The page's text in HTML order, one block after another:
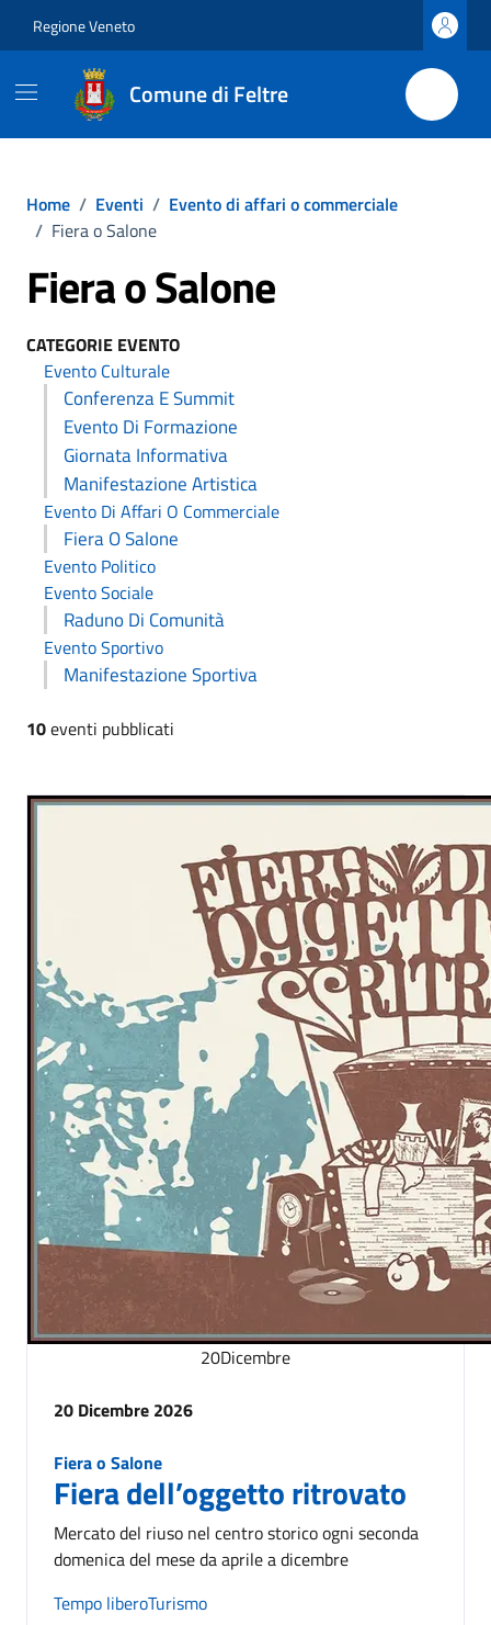
Regione Veneto
Comune di Feltre
Home / Eventi / Evento di affari o commerciale
/ Fiera o Salone
Fiera o Salone
CATEGORIE EVENTO
Evento Culturale
Conferenza E Summit
Evento Di Formazione
Giornata Informativa
Manifestazione Artistica
Evento Di Affari O Commerciale
Fiera O Salone
Evento Politico
Evento Sociale
Raduno Di Comunità
Evento Sportivo
Manifestazione Sportiva
10eventi pubblicati
20Dicembre
20 Dicembre 2026
Fiera o Salone
Fiera dell’oggetto ritrovato
Mercato del riuso nel centro storico ogni seconda
domenica del mese da aprile a dicembre
Tempo liberoTurismo